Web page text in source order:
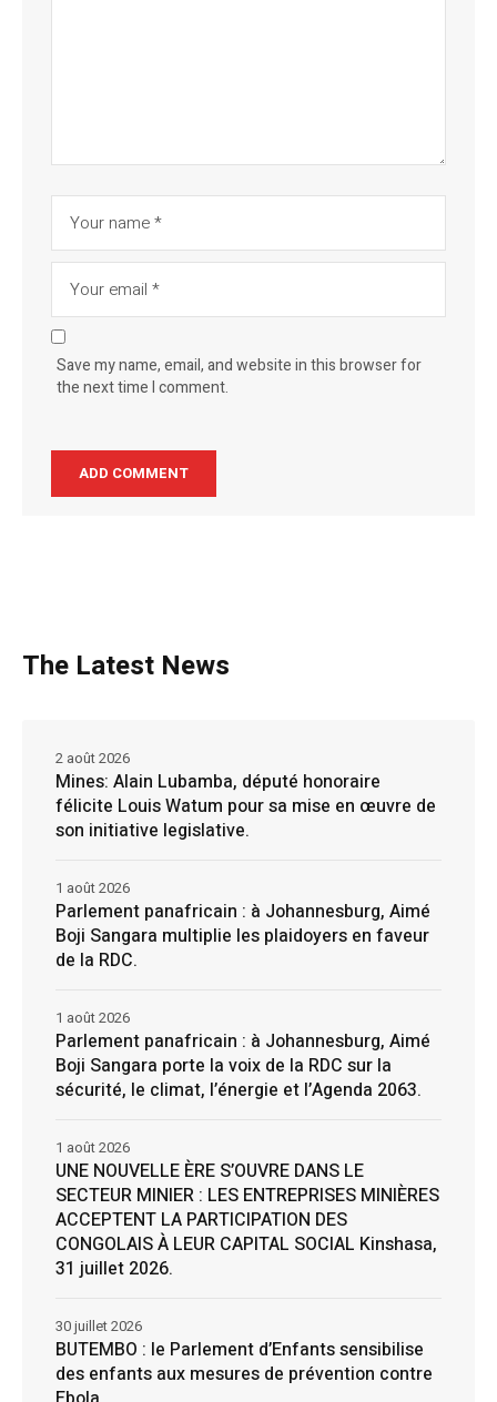
Save my name, email, and website in this browser for
the next time I comment.
The Latest News
Mines: Alain Lubamba, député honoraire
félicite Louis Watum pour sa mise en œuvre de
son initiative legislative.
2 août 2026
Parlement panafricain : à Johannesburg, Aimé
Boji Sangara multiplie les plaidoyers en faveur
de la RDC.
1 août 2026
Parlement panafricain : à Johannesburg, Aimé
Boji Sangara porte la voix de la RDC sur la
sécurité, le climat, l’énergie et l’Agenda 2063.
1 août 2026
UNE NOUVELLE ÈRE S’OUVRE DANS LE
SECTEUR MINIER : LES ENTREPRISES MINIÈRES
ACCEPTENT LA PARTICIPATION DES
CONGOLAIS À LEUR CAPITAL SOCIAL Kinshasa,
31 juillet 2026.
1 août 2026
BUTEMBO : le Parlement d’Enfants sensibilise
des enfants aux mesures de prévention contre
30 juillet 2026